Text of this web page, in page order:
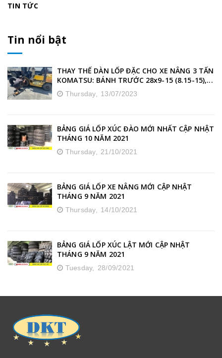
TIN TỨC
Tin nổi bật
THAY THẾ DÀN LỐP ĐẶC CHO XE NÂNG 3 TẤN
KOMATSU: BÁNH TRƯỚC 28x9-15 (8.15-15),...
Thursday, 13/07/2023
BẢNG GIÁ LỐP XÚC ĐÀO MỚI NHẤT CẬP NHẬT
THÁNG 10 NĂM 2021
Thursday, 21/10/2021
BẢNG GIÁ LỐP XE NÂNG MỚI CẬP NHẬT
THÁNG 9 NĂM 2021
Thursday, 14/10/2021
BẢNG GIÁ LỐP XÚC LẬT MỚI CẬP NHẬT
THÁNG 9 NĂM 2021
Tuesday, 28/09/2021